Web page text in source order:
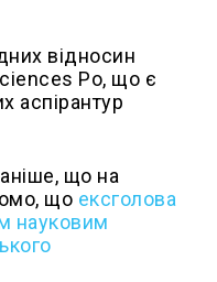
відносин
Po, що є
аспірантур
що на
що ексголова
науковим